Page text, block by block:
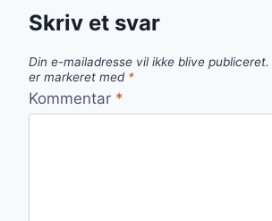
Skriv et svar
Din e-mailadresse vil ikke blive publiceret.
er markeret med *
Kommentar *